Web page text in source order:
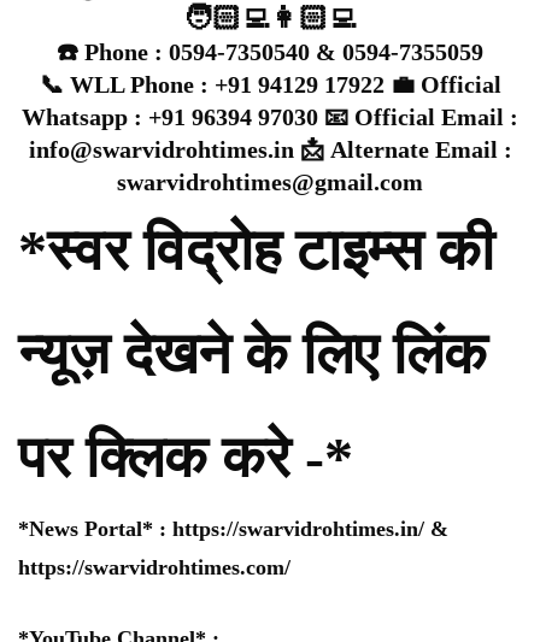
🧑🏻‍💻👩🏻‍💻
☎️ Phone : 0594-7350540 & 0594-7355059
📞 WLL Phone : +91 94129 17922 💼 Official
Whatsapp : +91 96394 97030 📧 Official Email :
info@swarvidrohtimes.in 📩 Alternate Email :
swarvidrohtimes@gmail.com
*स्वर विद्रोह टाइम्स की
न्यूज़ देखने के लिए लिंक
पर क्लिक करे -*
*News Portal* : https://swarvidrohtimes.in/ &
https://swarvidrohtimes.com/